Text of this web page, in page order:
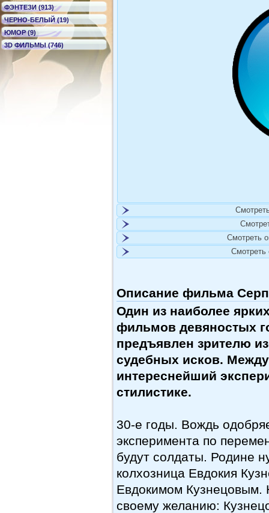
ФЭНТЕЗИ (913)
ЧЕРНО-БЕЛЫЙ (19)
ЮМОР (9)
3D ФИЛЬМЫ (746)
Смотреть
Смотреть
Описание фильма
Один из наиболее
фильмов девяностых
предъявлен зрителю
судебных исков.
интереснейший
стилистике.
30-е годы. Вождь
эксперимента по
будут солдаты. Родине
колхозница Евдокия
Евдокимом Кузнецовым.
своему желанию: